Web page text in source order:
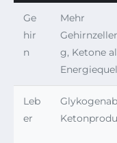
Ge
hir
n
Mehr
g, Ketone
Leb
er